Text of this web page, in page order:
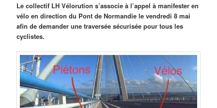
Le collectif LH Vélorution s’associe à l’appel à manifester en
vélo en direction du Pont de Normandie le vendredi 8 mai
afin de demander une traversée sécurisée pour tous les
cyclistes.